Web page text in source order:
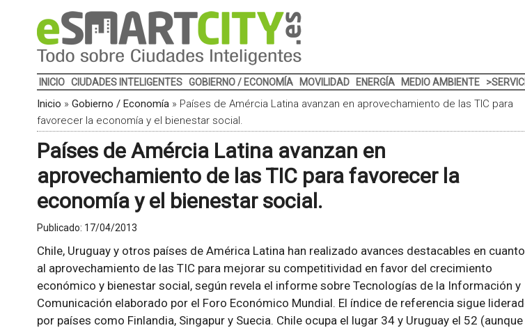
INICIO CIUDADES INTELIGENTES GOBIERNO / ECONOMÍA MOVILIDAD ENERGÍA MEDIO AMBIENTE
Inicio » Gobierno / Economía» Países de Amércia Latina avanzan en aprovechamiento de las TIC para
favorecer la economía y el bienestar social.
Países de Amércia Latina avanzan en
aprovechamiento de las TIC para favorecer la
economía y el bienestar social.
Publicado: 17/04/2013
Chile, Uruguay y otros países de América Latina han realizado avances destacables en cuanto
al aprovechamiento de las TIC para mejorar su competitividad en favor del crecimiento
económico y bienestar social, según revela el informe sobre Tecnologías de la Información y
Comunicación elaborado por el Foro Económico Mundial. El índice de referencia sigue
por países como Finlandia, Singapur y Suecia. Chile ocupa el lugar 34 y Uruguay el 52 (aunque